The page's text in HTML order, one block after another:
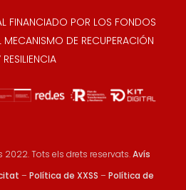
FINANCIADO POR LOS FONDOS
MECANISMO DE RECUPERACIÓN
RESILIENCIA
2022. Tots els drets reservats.Avís
–Política de XXSS –Política de